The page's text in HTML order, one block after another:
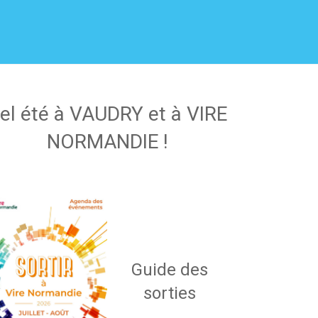
été à VAUDRY et à VIRE
NORMANDIE !
Guide des
sorties